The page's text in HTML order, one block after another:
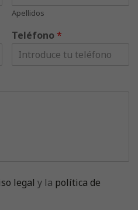
Apellidos
Teléfono*
legal y la política de